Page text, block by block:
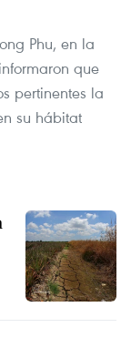
Phu, en la
que
pertinentes la
su hábitat